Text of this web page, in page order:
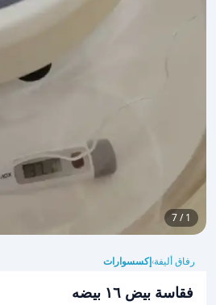
1 / 7
رفاق أليفة›إكسسوارات
فقاسة بيض ١٦ بيضه